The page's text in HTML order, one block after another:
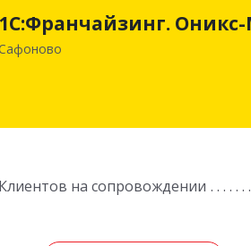
1С:Франчайзинг.
Клиентов на сопровождении
215500, Смоленская обл,
р-н, Сафоново г, Революционная